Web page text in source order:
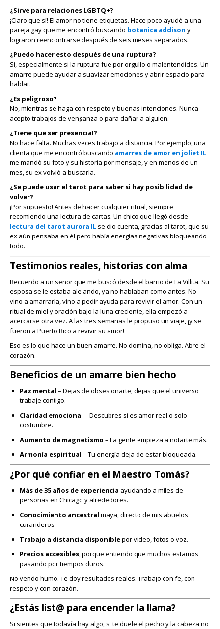
¿Sirve para relaciones LGBTQ+?
¡Claro que sí! El amor no tiene etiquetas. Hace poco ayudé a una
pareja gay que me encontró buscando botanica addison y
lograron reencontrarse después de seis meses separados.
¿Puedo hacer esto después de una ruptura?
Sí, especialmente si la ruptura fue por orgullo o malentendidos. Un
amarre puede ayudar a suavizar emociones y abrir espacio para
hablar.
¿Es peligroso?
No, mientras se haga con respeto y buenas intenciones. Nunca
acepto trabajos de venganza o para dañar a alguien.
¿Tiene que ser presencial?
No hace falta. Muchas veces trabajo a distancia. Por ejemplo, una
clienta que me encontró buscando amarres de amor en joliet IL
me mandó su foto y su historia por mensaje, y en menos de un
mes, su ex volvió a buscarla.
¿Se puede usar el tarot para saber si hay posibilidad de
volver?
¡Por supuesto! Antes de hacer cualquier ritual, siempre
recomiendo una lectura de cartas. Un chico que llegó desde
lectura del tarot aurora IL se dio cuenta, gracias al tarot, que su
ex aún pensaba en él pero había energías negativas bloqueando
todo.
Testimonios reales, historias con alma
Recuerdo a un señor que me buscó desde el barrio de La Villita. Su
esposa se le estaba alejando, ya no hablaban como antes. No
vino a amarrarla, vino a pedir ayuda para revivir el amor. Con un
ritual de miel y oración bajo la luna creciente, ella empezó a
acercarse otra vez. A las tres semanas le propuso un viaje, ¡y se
fueron a Puerto Rico a revivir su amor!
Eso es lo que hace un buen amarre. No domina, no obliga. Abre el
corazón.
Beneficios de un amarre bien hecho
Paz mental – Dejas de obsesionarte, dejas que el universo
trabaje contigo.
Claridad emocional – Descubres si es amor real o solo
costumbre.
Aumento de magnetismo – La gente empieza a notarte más.
Armonía espiritual – Tu energía deja de estar bloqueada.
¿Por qué confiar en el Maestro Tomás?
Más de 35 años de experiencia ayudando a miles de
personas en Chicago y alrededores.
Conocimiento ancestral maya, directo de mis abuelos
curanderos.
Trabajo a distancia disponiblepor video, fotos o voz.
Precios accesibles , porque entiendo que muchos estamos
pasando por tiempos duros.
No vendo humo. Te doy resultados reales. Trabajo con fe, con
respeto y con corazón.
¿Estás list@ para encender la llama?
Si sientes que todavía hay algo, si te duele el pecho y la cabeza no